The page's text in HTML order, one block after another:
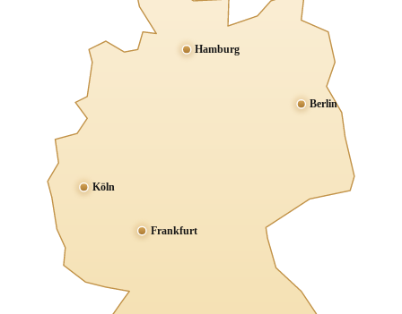
Berlin
Hamburg
Köln
Frankfurt